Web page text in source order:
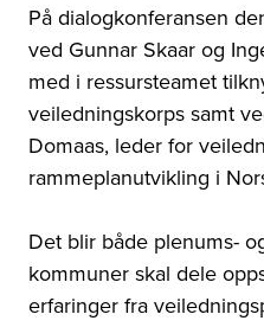
På dialogkonferansen
ved Gunnar Skaar og
med i ressursteamet
veiledningskorps samt
Domaas, leder for
rammeplanutvikling i
Det blir både plenums-
kommuner skal dele
erfaringer fra